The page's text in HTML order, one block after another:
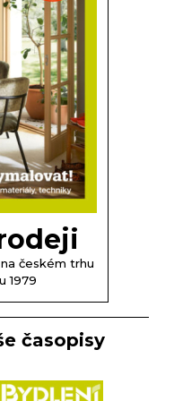
českém trhu
1979
časopisy